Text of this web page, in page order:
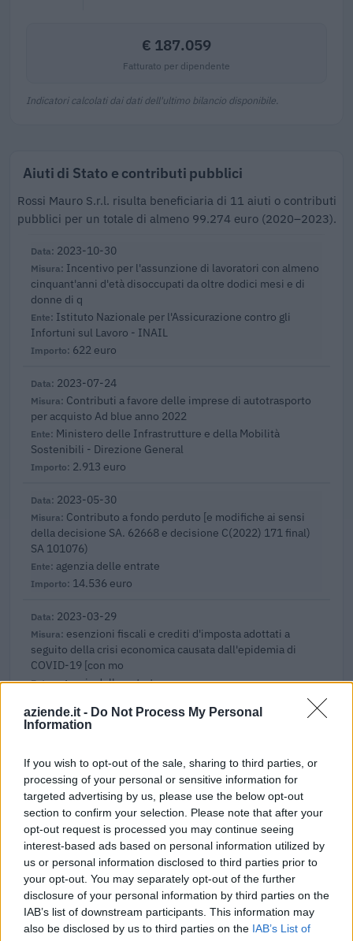
aziende.it - Do Not Process My Personal
Information
If you wish to opt-out of the sale, sharing to third parties, or
processing of your personal or sensitive information for
targeted advertising by us, please use the below opt-out
section to confirm your selection. Please note that after your
opt-out request is processed you may continue seeing
interest-based ads based on personal information utilized by
us or personal information disclosed to third parties prior to
your opt-out. You may separately opt-out of the further
disclosure of your personal information by third parties on the
IAB’s list of downstream participants. This information may
also be disclosed by us to third parties on the IAB’s List of
€ 187.059
Fatturato per dipendente
Indicatori calcolati dai dati dell'ultimo bilancio disponibile.
Aiuti di Stato e contributi pubblici
Rossi Mauro S.r.l. risulta beneficiaria di 11 aiuti o contributi
pubblici per un totale di almeno 99.274 euro (2020–2023).
2023-10-30
Incentivo per l'assunzione di lavoratori con almeno
cinquant'anni d'età disoccupati da oltre dodici mesi e di
donne di q
Istituto Nazionale per l'Assicurazione contro gli
Infortuni sul Lavoro - INAIL
622 euro
2023-07-24
Contributi a favore delle imprese di autotrasporto
per acquisto Ad blue anno 2022
Ministero delle Infrastrutture e della Mobilità
Sostenibili - Direzione General
2.913 euro
2023-05-30
Contributo a fondo perduto [e modifiche ai sensi
della decisione SA. 62668 e decisione C(2022) 171 final)
SA 101076)
agenzia delle entrate
14.536 euro
2023-03-29
esenzioni fiscali e crediti d'imposta adottati a
seguito della crisi economica causata dall'epidemia di
COVID-19 [con mo
agenzia delle entrate
2022-12-16
cinquant'anni d'età disoccupati da oltre dodici mesi e di
donne di q
Istituto Nazionale per l'Assicurazione contro gli
Infortuni sul Lavoro - INAIL
670 euro
2022-11-11
Credito d'imposta quale sostegno di emergenza per
gli autotrasportatori di merci conto terzi
Ministero delle Infrastrutture e della Mobilità
Sostenibili - Direzione General